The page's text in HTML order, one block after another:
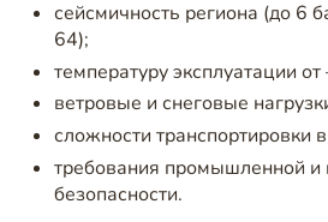
сейсмичность региона (до 6
64);
температуру эксплуатации
ветровые и снеговые
сложности транспортировки
требования промышленной и
безопасности.